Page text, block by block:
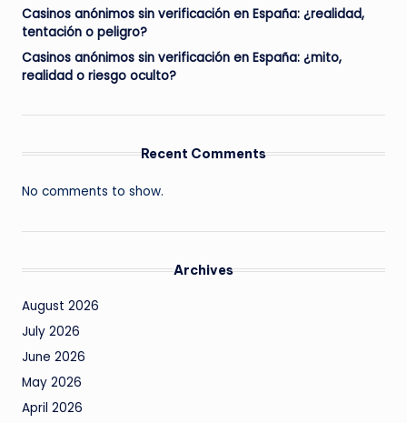
Casinos anónimos sin verificación en España: ¿realidad,
tentación o peligro?
Casinos anónimos sin verificación en España: ¿mito,
realidad o riesgo oculto?
Recent Comments
No comments to show.
Archives
August 2026
July 2026
June 2026
May 2026
April 2026